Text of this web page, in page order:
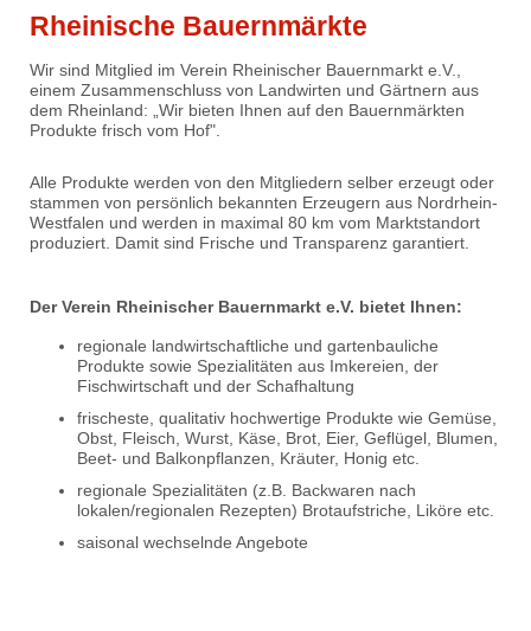
Rheinische Bauernmärkte
Wir sind Mitglied im Verein Rheinischer Bauernmarkt e.V.,
einem Zusammenschluss von Landwirten und Gärtnern aus
dem Rheinland: „Wir bieten Ihnen auf den Bauernmärkten
Produkte frisch vom Hof".
Alle Produkte werden von den Mitgliedern selber erzeugt oder
stammen von persönlich bekannten Erzeugern aus Nordrhein-
Westfalen und werden in maximal 80 km vom Marktstandort
produziert. Damit sind Frische und Transparenz garantiert.
Der Verein Rheinischer Bauernmarkt e.V. bietet Ihnen:
regionale landwirtschaftliche und gartenbauliche
Produkte sowie Spezialitäten aus Imkereien, der
Fischwirtschaft und der Schafhaltung
frischeste, qualitativ hochwertige Produkte wie Gemüse,
Obst, Fleisch, Wurst, Käse, Brot, Eier, Geflügel, Blumen,
Beet- und Balkonpflanzen, Kräuter, Honig etc.
regionale Spezialitäten (z.B. Backwaren nach
lokalen/regionalen Rezepten) Brotaufstriche, Liköre etc.
saisonal wechselnde Angebote